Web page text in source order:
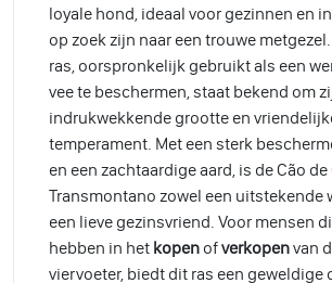
loyale hond, ideaal voor gezinnen en
op zoek zijn naar een trouwe
ras, oorspronkelijk gebruikt als een
vee te beschermen, staat bekend om
indrukwekkende grootte en
temperament. Met een sterk
en een zachtaardige aard, is de Cão de
Transmontano zowel een uitstekende
een lieve gezinsvriend. Voor mensen
hebben in het kopen ofverkopenvan
viervoeter, biedt dit ras een geweldige